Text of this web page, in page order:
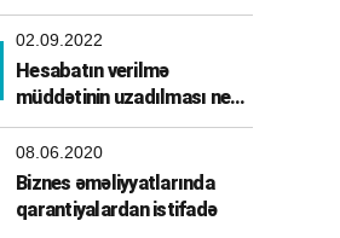
02.09.2022
Hesabatın verilmə
müddətinin uzadılması necə
tənzimlənir?
08.06.2020
Biznes əməliyyatlarında
qarantiyalardan istifadə